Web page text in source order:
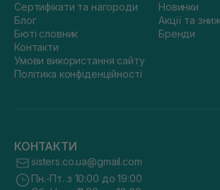
Сертифікати та нагороди
Блог
Бюті словник
Контакти
Умови використання сайту
Політика конфіденційності
Новинки
Акції та
Бренди
КОНТАКТИ
sisters.co.ua@gmail.com
Пн.-Пт. з 10:00 до 19:00